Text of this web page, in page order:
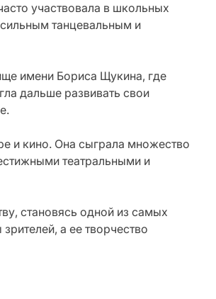
участвовала в школьных
танцевальным и
имени Бориса Щукина, где
дальше развивать свои
и кино. Она сыграла множество
театральными и
становясь одной из самых
а ее творчество